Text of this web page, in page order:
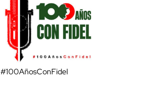
#100AñosConFidel